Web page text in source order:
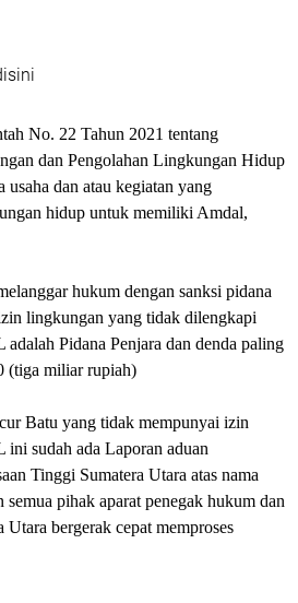
No. 22 Tahun 2021 tentang
dan Pengolahan Lingkungan Hidup
usaha dan atau kegiatan yang
hidup untuk memiliki Amdal,
hukum dengan sanksi pidana
lingkungan yang tidak dilengkapi
Pidana Penjara dan denda paling
(tiga miliar rupiah)
Batu yang tidak mempunyai izin
sudah ada Laporan aduan
Tinggi Sumatera Utara atas nama
pihak aparat penegak hukum dan
bergerak cepat memproses